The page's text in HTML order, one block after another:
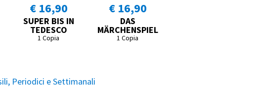
€ 16,90
SUPER BIS IN
TEDESCO
1 Copia
€ 16,90
DAS
MÄRCHENSPIEL
1 Copia
Periodici e Settimanali